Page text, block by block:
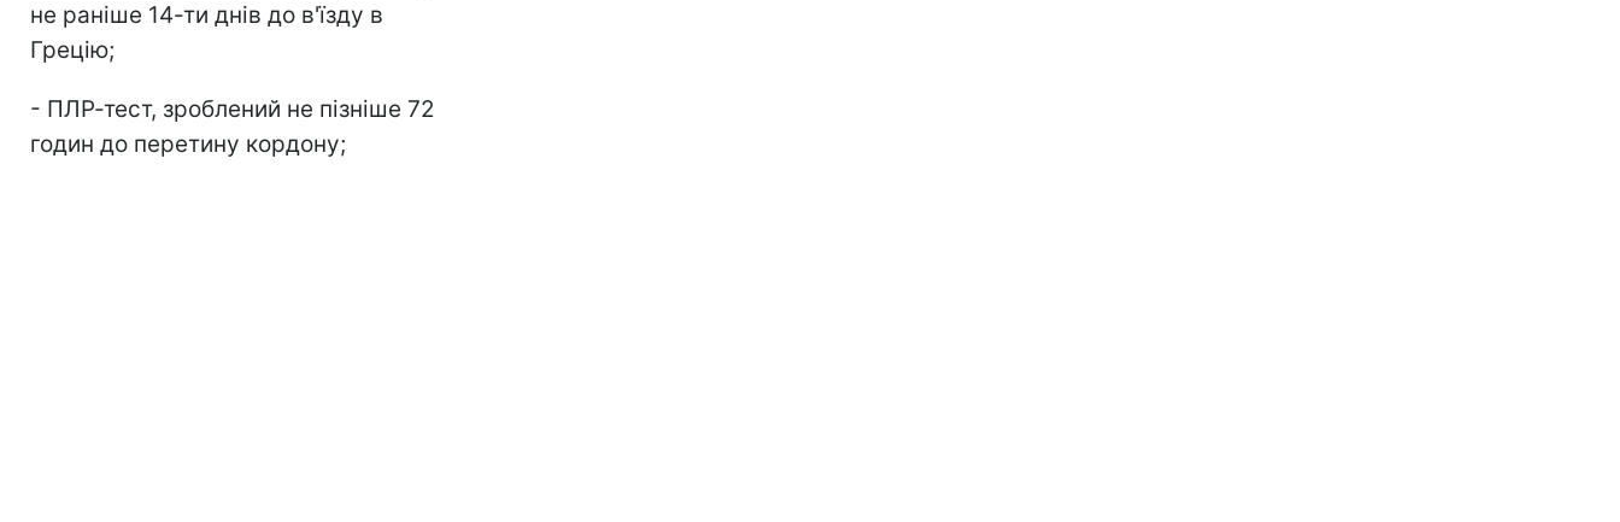
не раніше 14-ти днів до в'їзду в
Грецію;
- ПЛР-тест, зроблений не пізніше 72
годин до перетину кордону;